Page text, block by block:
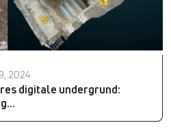
2024
digitale undergrund: